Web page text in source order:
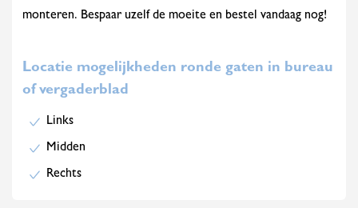
monteren. Bespaar uzelf de moeite en bestel vandaag nog!
Locatie mogelijkheden ronde gaten in bureau
of vergaderblad
Links
Midden
Rechts